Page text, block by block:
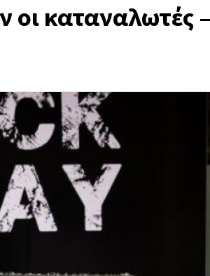
οι καταναλωτές –